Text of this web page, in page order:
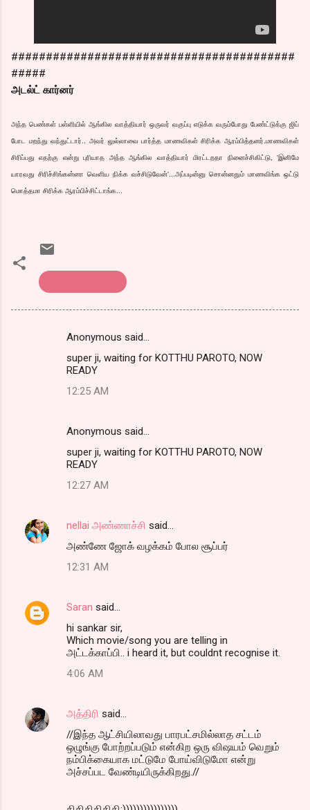
#########################################
#####
அடல்ட் கார்னர்
அந்த பெண்கள் பள்ளியில் ஆங்கில வாத்தியார் ஒருவர் வகுப்பு எடுக்க வரும்போது பேண்ட்டுக்கு ஜிப்
போட மறந்து வந்துட்டார்.. அவர் லுல்லாவை பார்த்த மாணவிகள் சிரிக்க ஆரம்பித்தனர். மாணவிகள்
சிரிப்பது எதற்கு என்று புரியாத அந்த ஆங்கில வாத்தியார் மிரட்டறதா நினைச்சிகிட்டு, 'இனிமே
யாரவது சிரிச்சிங்கன்னா வெளிய நிக்க வச்சிடுவேன்'...அப்படின்னு சொன்னதும் மாணவிங்க ஒட்டு
மொத்தமா சிரிக்க ஆரம்பிச்சிட்டாங்க...
Anonymous said…
super ji, waiting for KOTTHU PAROTO, NOW
READY
12:25 AM
Anonymous said…
super ji, waiting for KOTTHU PAROTO, NOW
READY
12:27 AM
nellai அண்ணாச்சி said…
அண்ணே ஜோக் வழக்கம் போல சூப்பர்
12:31 AM
Saran said…
hi sankar sir,
Which movie/song you are telling in
அட்டக்காப்பி.. i heard it, but couldnt recognise it.
4:06 AM
அத்திரி said…
//இந்த ஆட்சியிலாவது பாரபட்சமில்லாத சட்டம்
ஒழுங்கு போற்றப்படும் என்கிற ஒரு விஷயம் வெறும்
நம்பிக்கையாக மட்டுமே போய்விடுமோ என்று
அச்சப்பட வேண்டியிருக்கிறது.//